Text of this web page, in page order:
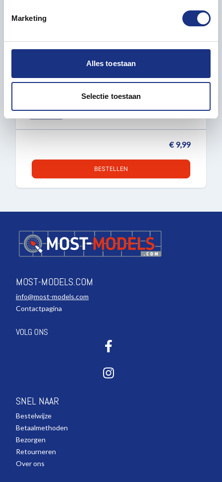
personaliseren, om functies voor social media te bieden
en om ons websiteverkeer te analyseren. Ook delen we
partners voor social media, adverteren en analyse. Deze
partners kunnen deze gegevens combineren met andere
verzameld op basis van uw gebruik van hun services.
Marketing
Alles toestaan
Selectie toestaan
MASTERTOOLS 09816 DISPLAY CASE
170X75X67 MM
€ 9,99
BESTELLEN
MOST-MODELS.COM
info@most-models.com
Contactpagina
VOLG ONS
SNEL NAAR
Bestelwijze
Betaalmethoden
Bezorgen
Retourneren
Over ons